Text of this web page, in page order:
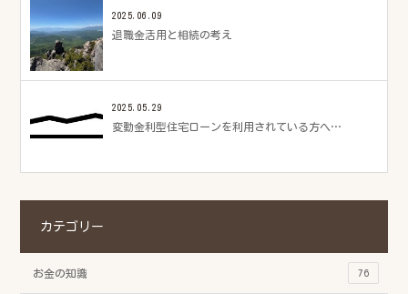
2025.06.09
退職金活用と相続の考え
2025.05.29
変動金利型住宅ローンを利用されている方へ…
カテゴリー
お金の知識 76